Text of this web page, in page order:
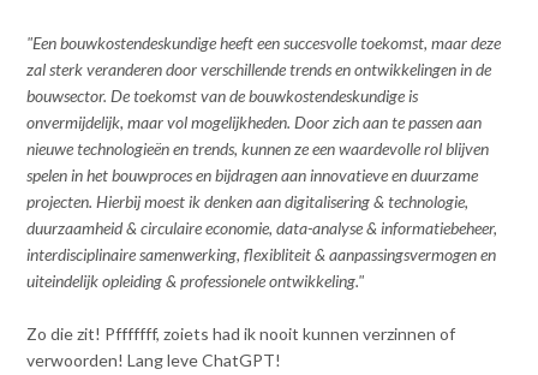
o
m
a
i
n
c
o
n
t
e
t
"Een bouwkostendeskundige heeft een succesvolle toekomst, maar deze
zal sterk veranderen door verschillende trends en ontwikkelingen in de
bouwsector. De toekomst van de bouwkostendeskundige is
onvermijdelijk, maar vol mogelijkheden. Door zich aan te passen aan
nieuwe technologieën en trends, kunnen ze een waardevolle rol blijven
spelen in het bouwproces en bijdragen aan innovatieve en duurzame
projecten. Hierbij moest ik denken aan digitalisering & technologie,
duurzaamheid & circulaire economie, data-analyse & informatiebeheer,
interdisciplinaire samenwerking, flexibliteit & aanpassingsvermogen en
uiteindelijk opleiding & professionele ontwikkeling."
Zo die zit! Pfffffff, zoiets had ik nooit kunnen verzinnen of
verwoorden! Lang leve ChatGPT!
Artikelen
Verenigingsdocumenten
Columns Bernd Karstenberg
Opleiding & Carrière
Partners
Actualiteit
Contact